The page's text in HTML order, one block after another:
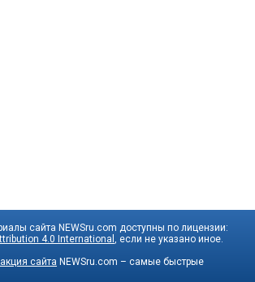
сайта NEWSru.com доступны по лицензии:
4.0 International
, если не указано иное.
сайта NEWSru.com – самые быстрые